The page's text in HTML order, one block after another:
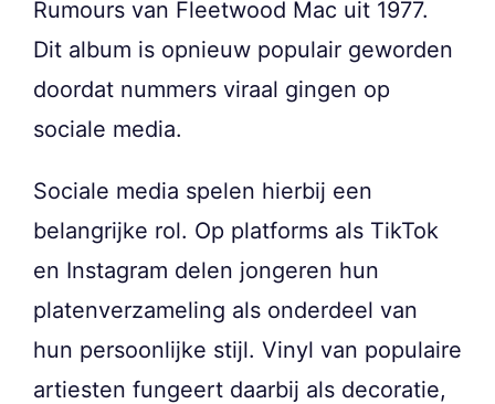
Rumours van Fleetwood Mac uit 1977.
Dit album is opnieuw populair geworden
doordat nummers viraal gingen op
sociale media.
Sociale media spelen hierbij een
belangrijke rol. Op platforms als TikTok
en Instagram delen jongeren hun
platenverzameling als onderdeel van
hun persoonlijke stijl. Vinyl van populaire
artiesten fungeert daarbij als decoratie,